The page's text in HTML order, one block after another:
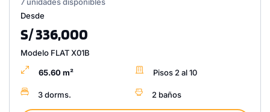
7 unidades disponibles
Desde
S/ 336,000
Modelo FLAT X01B
65.60 m² Pisos 2 al 10
3 dorms. 2 baños